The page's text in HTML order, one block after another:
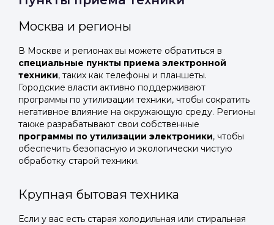
Москва и регионы
В Москве и регионах вы можете обратиться в
специальные пункты приема электронной
техники, таких как телефоны и планшеты.
Городские власти активно поддерживают
программы по утилизации техники, чтобы сократить
негативное влияние на окружающую среду. Регионы
также разрабатывают свои собственные
программы по утилизации электроники, чтобы
обеспечить безопасную и экологически чистую
обработку старой техники.
Крупная бытовая техника
Если у вас есть старая холодильная или стиральная